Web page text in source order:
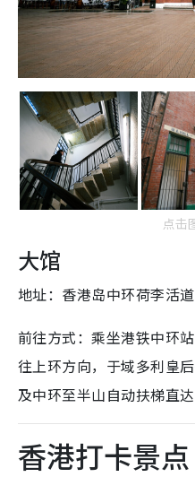
点击
大馆
地址：香港岛中环荷李活
前往方式：乘坐港铁中环
往上环方向，于域多利皇
及中环至半山自动扶梯直
香港打卡景